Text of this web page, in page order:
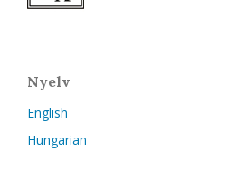
Nyelv
English
Hungarian